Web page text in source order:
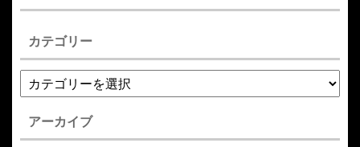
カテゴリー
アーカイブ